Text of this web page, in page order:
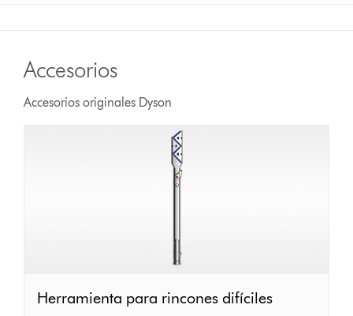
Accesorios
Accesorios originales Dyson
Herramienta
Herramienta para rincones difíciles